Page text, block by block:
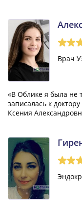
ответственностью.»
Врач
«В Облике я была не
записалась к
Ксения
заметила. Доктора